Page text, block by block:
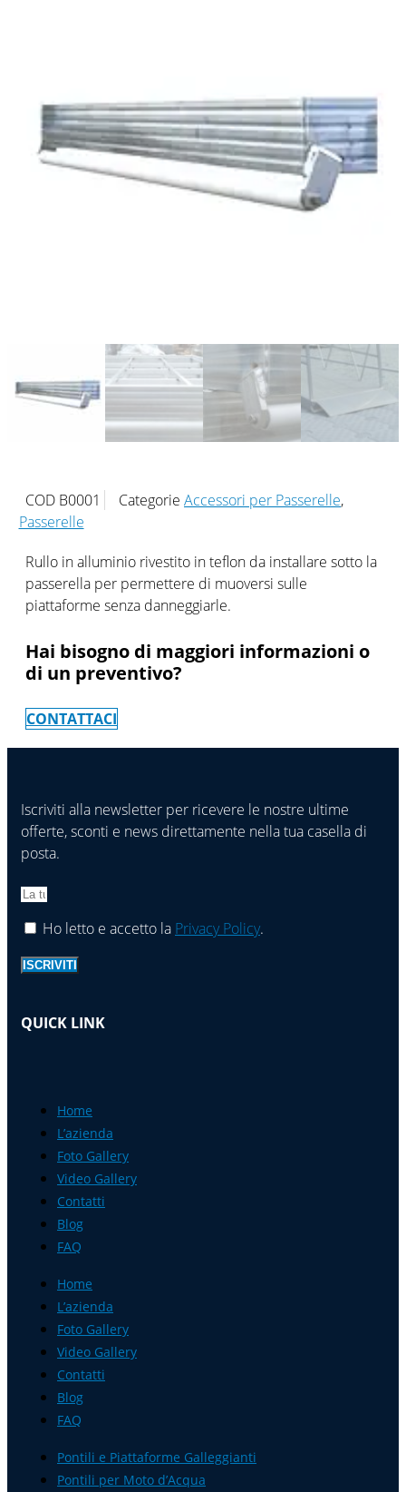
COD B0001 Categorie Accessori per Passerelle,
Passerelle
Rullo in alluminio rivestito in teflon da installare sotto la
passerella per permettere di muoversi sulle
piattaforme senza danneggiarle.
Hai bisogno di maggiori informazioni o
di un preventivo?
CONTATTACI
Iscriviti alla newsletter per ricevere le nostre ultime
offerte, sconti e news direttamente nella tua casella di
posta.
Ho letto e accetto la Privacy Policy.
ISCRIVITI
QUICK LINK
Home
L’azienda
Foto Gallery
Video Gallery
Contatti
Blog
FAQ
Home
L’azienda
Foto Gallery
Video Gallery
Contatti
Blog
FAQ
Pontili e Piattaforme Galleggianti
Pontili per Moto d’Acqua